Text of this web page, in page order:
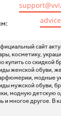
сайт
косметику,
купить со скидкой
женской обуви,
модные
мужской обуви,
модную детскую
многое другое. В